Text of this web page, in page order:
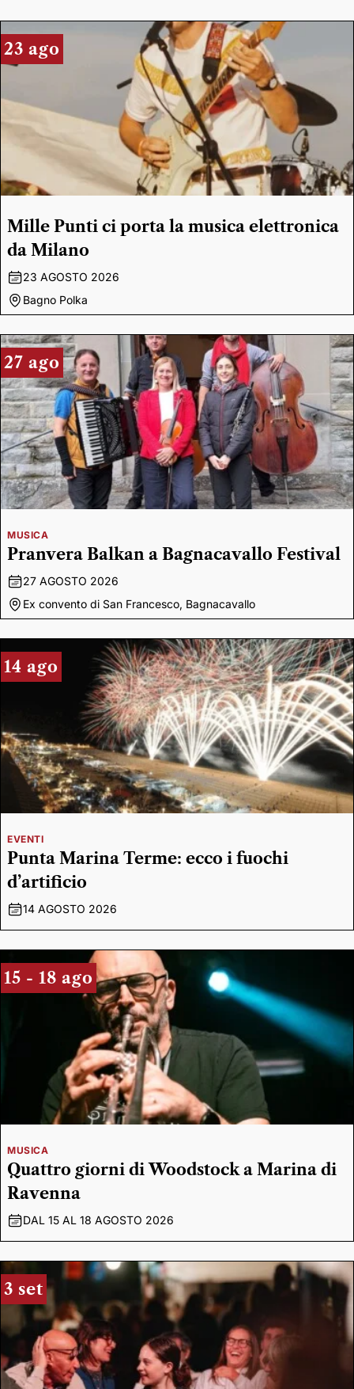
23 ago
Mille Punti ci porta la musica elettronica
da Milano
23 AGOSTO 2026
Bagno Polka
27 ago
MUSICA
Pranvera Balkan a Bagnacavallo Festival
27 AGOSTO 2026
Ex convento di San Francesco, Bagnacavallo
14 ago
EVENTI
Punta Marina Terme: ecco i fuochi
d’artificio
14 AGOSTO 2026
15 - 18 ago
MUSICA
Quattro giorni di Woodstock a Marina di
Ravenna
DAL 15 AL 18 AGOSTO 2026
3 set